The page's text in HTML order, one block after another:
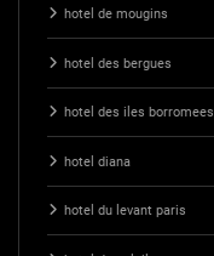
hotel de mougins
hotel des bergues
hotel des iles borromees
hotel diana
hotel du levant paris